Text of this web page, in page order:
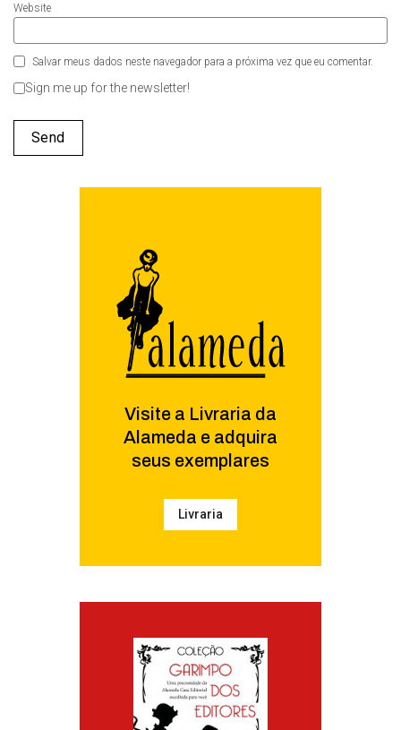
Website
Salvar meus dados neste navegador para a próxima vez que eu comentar.
Sign me up for the newsletter!
Visite a Livraria da
Alameda e adquira
seus exemplares
Livraria